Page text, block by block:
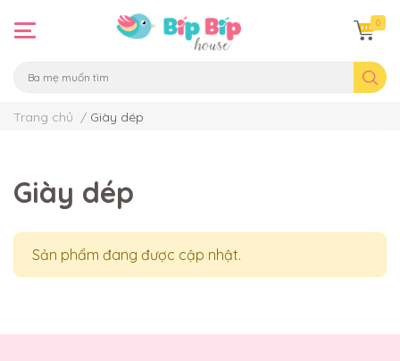
0
Trang chủ / Giày dép
Giày dép
Sản phẩm đang được cập nhật.